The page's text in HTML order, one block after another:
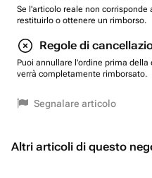
Se l'articolo reale non
restituirlo o ottenere un rimborso.
Regole di
Puoi annullare l'ordine prima
verrà completamente rimborsato.
Segnalare articolo
Altri articoli di questo